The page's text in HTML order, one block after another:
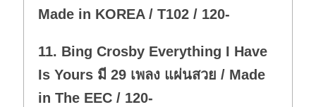
Made in KOREA / T102 / 120-
11. Bing Crosby Everything I Have
Is Yours มี 29 เพลง แผ่นสวย / Made
in The EEC / 120-